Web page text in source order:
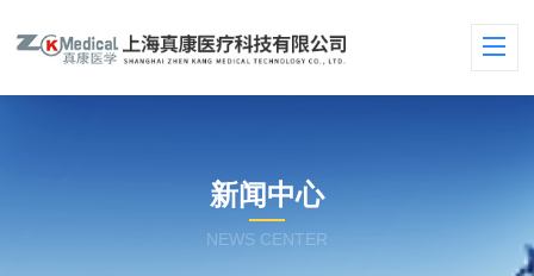
新闻中心
NEWS CENTER